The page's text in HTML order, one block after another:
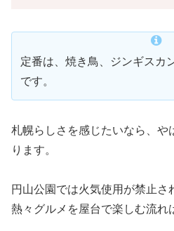
定番は、焼き鳥、ジンギスカ
です。
札幌らしさを感じたいなら、や
ります。
円山公園では火気使用が禁止さ
熱々グルメを屋台で楽しむ流れ